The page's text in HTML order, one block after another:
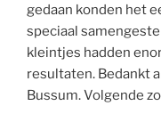
gedaan konden het
speciaal
kleintjes hadden
resultaten. Bedankt
Bussum. Volgende